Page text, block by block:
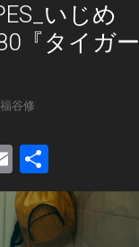
いじめ
『タイガ
福谷修
Email
有